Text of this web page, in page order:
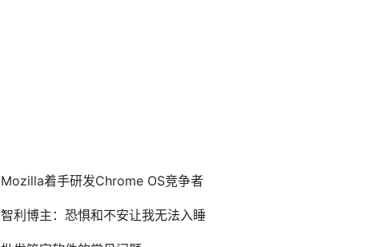
Mozilla着手研发Chrome OS竞争者
智利博主：恐惧和不安让我无法入睡